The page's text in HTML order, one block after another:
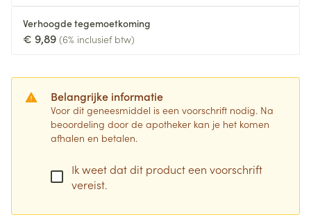
Verhoogde tegemoetkoming
€ 9,89 (6% inclusief btw)
Belangrijke informatie
Voor dit geneesmiddel is een voorschrift nodig. Na
beoordeling door de apotheker kan je het komen
afhalen en betalen.
Ik weet dat dit product een voorschrift
vereist.